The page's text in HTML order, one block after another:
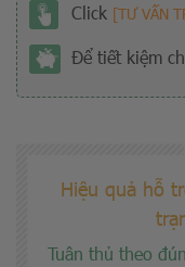
Click [TƯ VẤN
Để tiết kiệm
Hiệu quả hỗ
Tuân thủ theo